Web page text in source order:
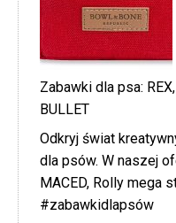
Zabawki dla psa:
BULLET
Odkryj świat
dla psów. W naszej
MACED, Rolly mega
#zabawkidlapsów